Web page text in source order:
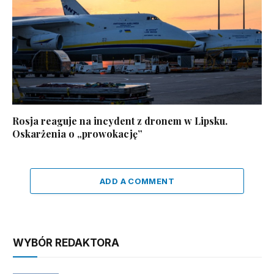
Rosja reaguje na incydent z dronem w Lipsku.
Oskarżenia o „prowokację”
ADD A COMMENT
WYBÓR REDAKTORA